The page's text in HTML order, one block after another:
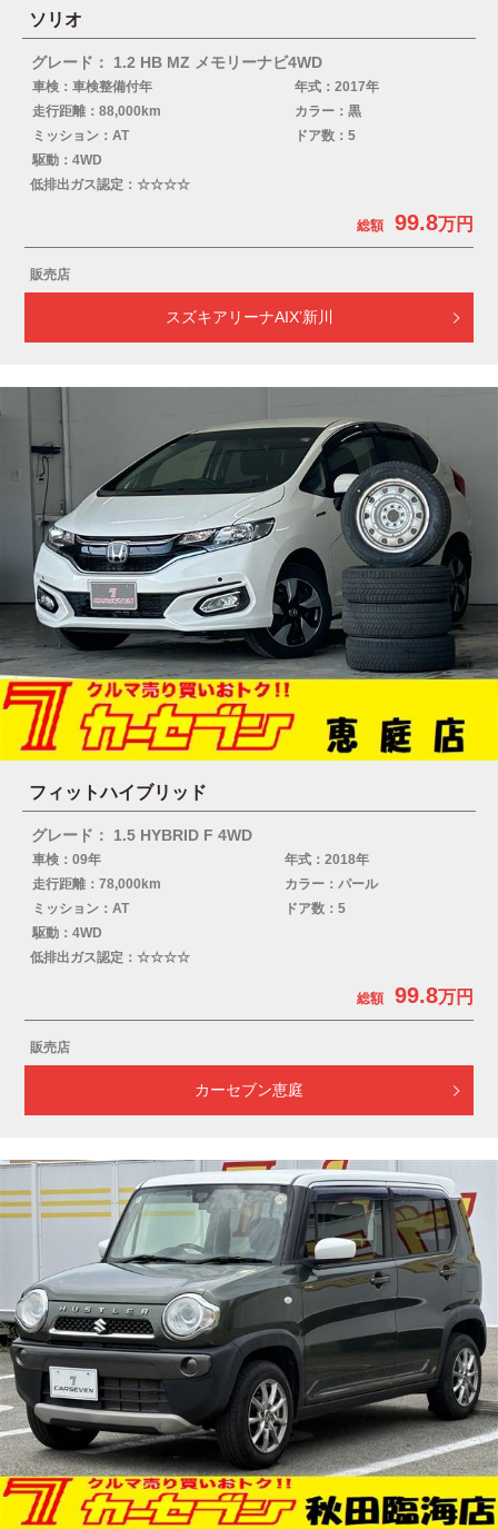
ソリオ
グレード： 1.2 HB MZ メモリーナビ4WD
車検：車検整備付年
年式：2017年
走行距離：88,000km
カラー：黒
ミッション：AT
ドア数：5
駆動：4WD
低排出ガス認定：☆☆☆☆
99.8
販売店
スズキアリーナAIX’新川
フィットハイブリッド
グレード： 1.5 HYBRID F 4WD
車検：09年
年式：2018年
走行距離：78,000km
カラー：パール
ミッション：AT
ドア数：5
駆動：4WD
低排出ガス認定：☆☆☆☆
99.8
販売店
カーセブン恵庭